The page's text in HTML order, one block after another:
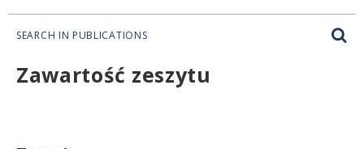
SEARCH IN PUBLICATIONS
Zawartość zeszytu